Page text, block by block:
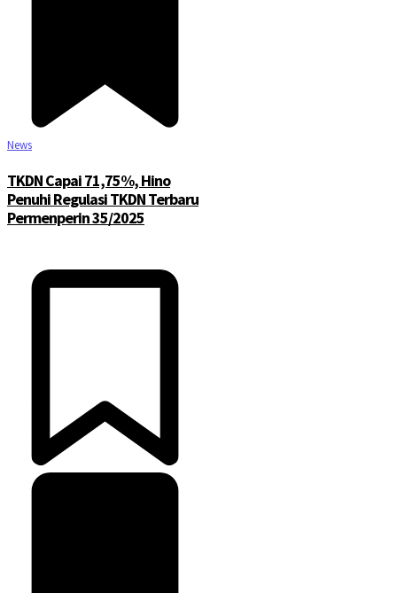
News
TKDN Capai 71,75%, Hino
Penuhi Regulasi TKDN Terbaru
Permenperin 35/2025